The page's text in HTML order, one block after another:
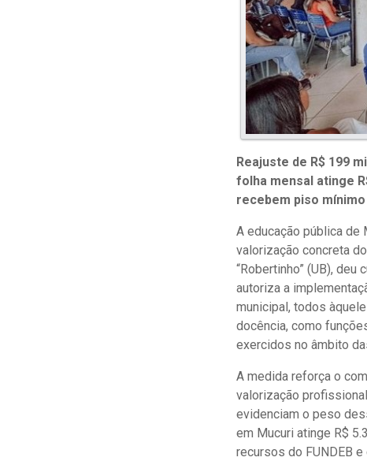
Reajuste de R$ 199
folha mensal atinge
recebem piso mínimo
A educação pública de
valorização concreta
“Robertinho” (UB),
autoriza a
municipal, todos
docência, como
exercidos no âmbito
A medida reforça o
valorização
evidenciam o peso
em Mucuri atinge R$
recursos do FUNDEB